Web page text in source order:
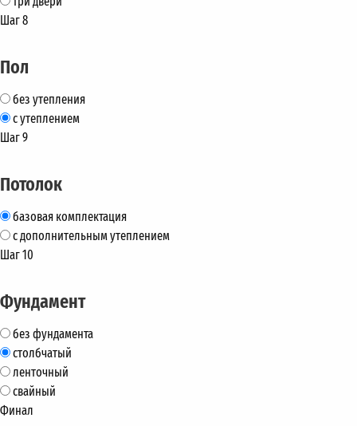
Шаг 8
Пол
без утепления
с утеплением
Шаг 9
Потолок
базовая комплектация
с дополнительным утеплением
Шаг 10
Фундамент
без фундамента
столбчатый
ленточный
свайный
Финал